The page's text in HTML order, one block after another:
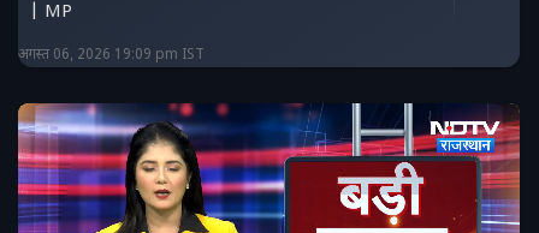
| MP
अगस्त 06, 2026 19:09 pm IST